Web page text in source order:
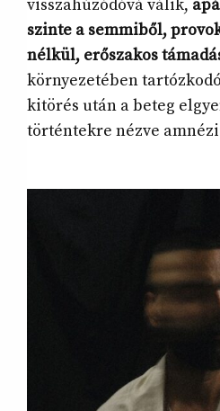
visszahúzódóvá válik,
szinte a semmiből,
nélkül, erőszakos
környezetében
kitörés után a beteg
történtekre nézve